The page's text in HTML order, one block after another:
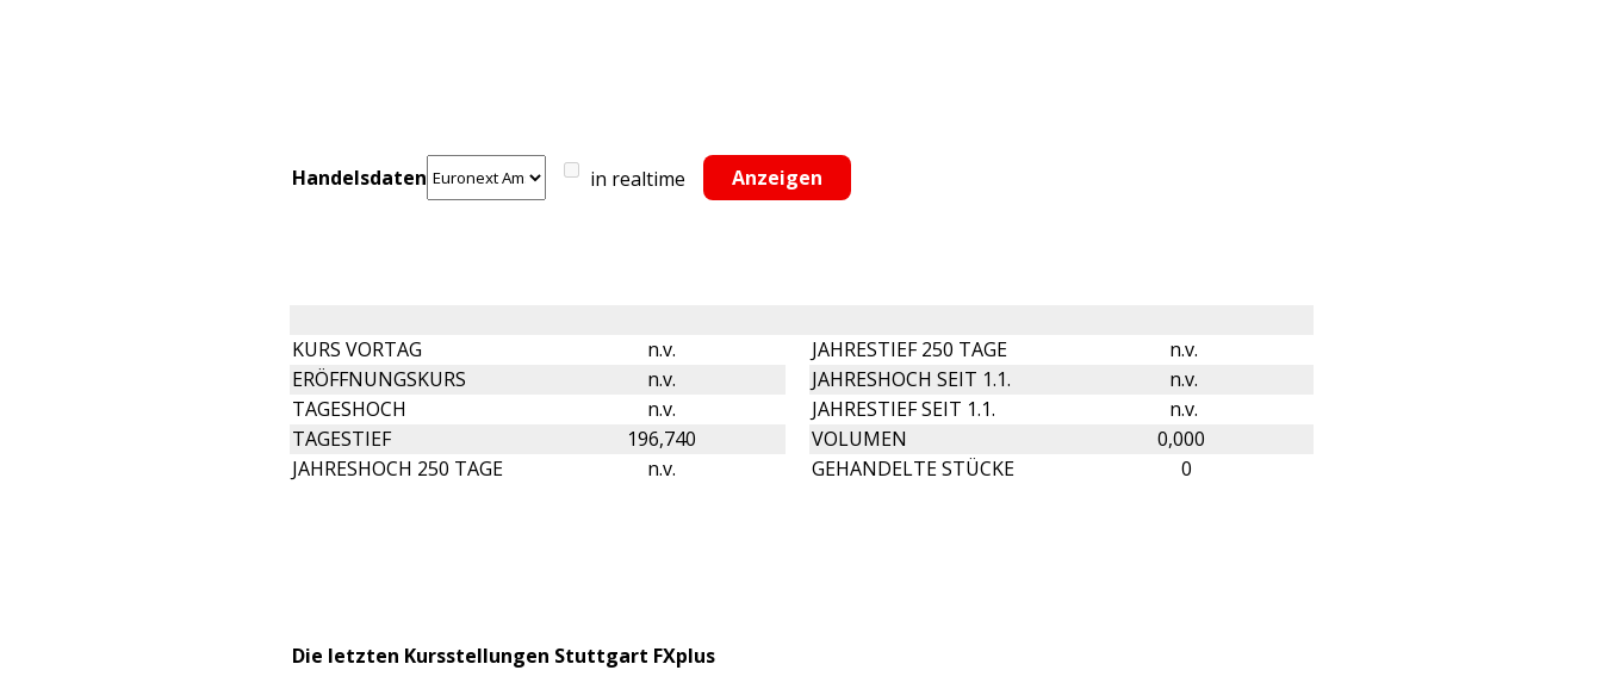
Handelsdaten in realtime
KURS VORTAG n.v. JAHRESTIEF 250 TAGE
n.v.
ERÖFFNUNGSKURS
n.v. JAHRESHOCH SEIT 1.1.
n.v.
TAGESHOCH
n.v. JAHRESTIEF SEIT 1.1.
n.v.
TAGESTIEF
196,740 VOLUMEN
0,000
JAHRESHOCH 250 TAGE
n.v. GEHANDELTE STÜCKE 0
Die letzten Kursstellungen Stuttgart FXplus